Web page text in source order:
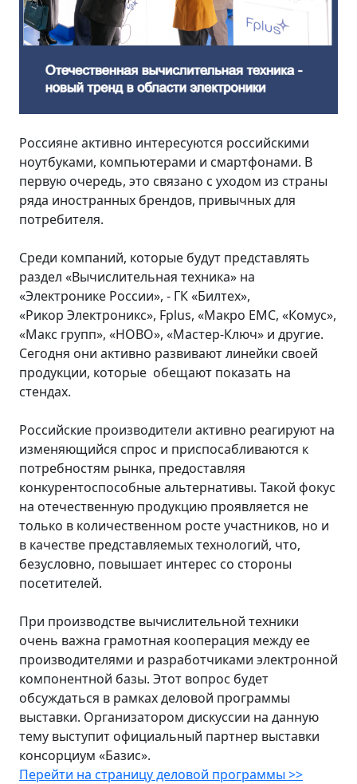
Россияне активно интересуются российскими
ноутбуками, компьютерами и смартфонами. В
первую очередь, это связано с уходом из страны
ряда иностранных брендов, привычных для
потребителя.
Среди компаний, которые будут представлять
раздел «Вычислительная техника» на
«Электронике России», - ГК «Билтех»,
«Рикор Электроникс», Fplus, «Макро ЕМС, «Комус»,
«Макс групп», «НОВО», «Мастер-Ключ» и другие.
Сегодня они активно развивают линейки своей
продукции, которые обещают показать на
стендах.
Российские производители активно реагируют на
изменяющийся спрос и приспосабливаются к
потребностям рынка, предоставляя
конкурентоспособные альтернативы. Такой фокус
на отечественную продукцию проявляется не
только в количественном росте участников, но и
в качестве представляемых технологий, что,
безусловно, повышает интерес со стороны
посетителей.
При производстве вычислительной техники
очень важна грамотная кооперация между ее
производителями и разработчиками электронной
компонентной базы. Этот вопрос будет
обсуждаться в рамках деловой программы
выставки. Организатором дискуссии на данную
тему выступит официальный партнер выставки
консорциум «Базис».
Перейти на страницу деловой программы >>